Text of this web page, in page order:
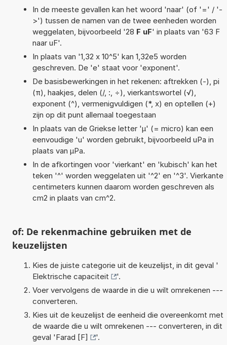
In de meeste gevallen kan het woord 'naar' (of '=' / '-
>') tussen de namen van de twee eenheden worden
weggelaten, bijvoorbeeld '28 F uF' in plaats van '63 F
naar uF'.
In plaats van '1,32 x 10^5' kan 1,32e5 worden
geschreven. De 'e' staat voor 'exponent'.
De basisbewerkingen in het rekenen: aftrekken (-), pi
(π), haakjes, delen (/, :, ÷), vierkantswortel (√),
exponent (^), vermenigvuldigen (*, x) en optellen (+)
zijn op dit punt allemaal toegestaan
In plaats van de Griekse letter 'µ' (= micro) kan een
eenvoudige 'u' worden gebruikt, bijvoorbeeld uPa in
plaats van µPa.
In de afkortingen voor 'vierkant' en 'kubisch' kan het
teken '^' worden weggelaten uit '^2' en '^3'. Vierkante
centimeters kunnen daarom worden geschreven als
cm2 in plaats van cm^2.
of: De rekenmachine gebruiken met de
keuzelijsten
Kies de juiste categorie uit de keuzelijst, in dit geval '
Elektrische capaciteit
'.
Voer vervolgens de waarde in die u wilt omrekenen ---
converteren.
Kies uit de keuzelijst de eenheid die overeenkomt met
de waarde die u wilt omrekenen --- converteren, in dit
geval 'Farad [F]
'.